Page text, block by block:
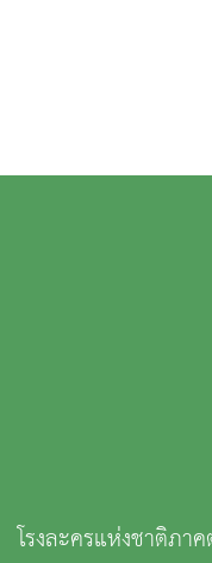
โรงละครแห่งชาติภ